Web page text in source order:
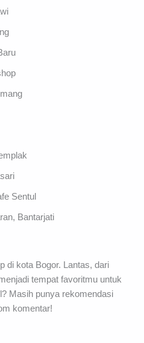
Sentul
Bantarjati
di kota Bogor. Lantas, dari
tempat favoritmu untuk
Masih punya rekomendasi
komentar!